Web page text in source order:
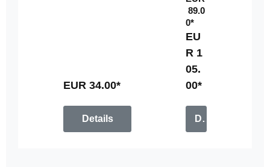
EUR 34.00*
Details
rn
be
di
en
u
n
g
89.0
0*
EU
R 1
05.
00*
Details